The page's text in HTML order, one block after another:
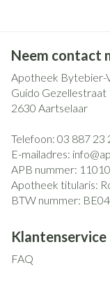
Neem contact
Apotheek Bytebier-
Guido Gezellestraat
2630 Aartselaar
Telefoon: 03 887 23
E-mailadres: info@
APB nummer:
Apotheek titularis:
BTW nummer:
Klantenservice
FAQ